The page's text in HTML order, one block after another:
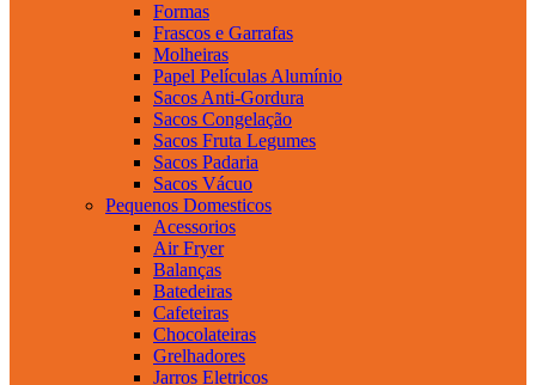
Formas
Frascos e Garrafas
Molheiras
Papel Películas Alumínio
Sacos Anti-Gordura
Sacos Congelação
Sacos Fruta Legumes
Sacos Padaria
Sacos Vácuo
Pequenos Domesticos
Acessorios
Air Fryer
Balanças
Batedeiras
Cafeteiras
Chocolateiras
Grelhadores
Jarros Eletricos